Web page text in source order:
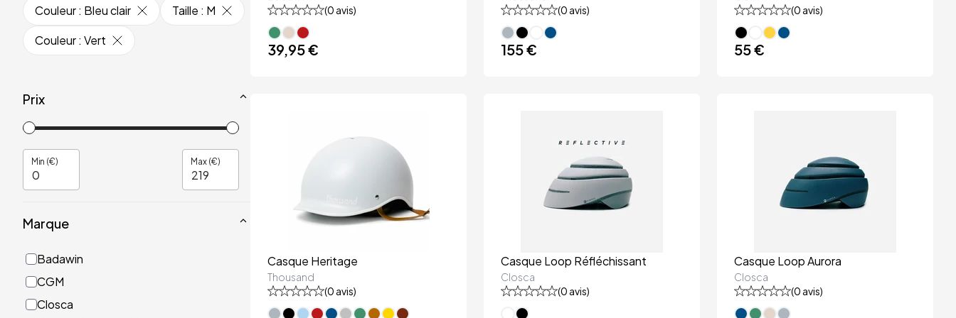
Couleur: Bleu clair Taille : M
Couleur: Vert
Prix
Min (€) Max (€)
Marque
Badawin
CGM
Closca
(0 avis)
39,95 €
(0 avis)
155 €
(0 avis)
55 €
Casque Heritage
Thousand
(0 avis)
Casque Loop Réfléchissant
Closca
(0 avis)
Casque Loop Aurora
Closca
(0 avis)